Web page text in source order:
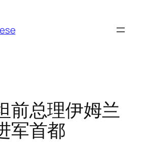
前总理伊姆兰
军首都